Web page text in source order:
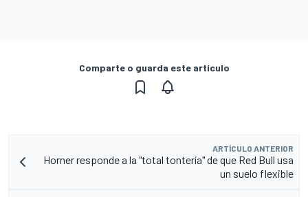
Comparte o guarda este artículo
ARTÍCULO ANTERIOR
Horner responde a la "total tontería" de que Red Bull usa
un suelo flexible